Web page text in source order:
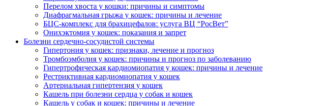
Перелом хвоста у кошки: причины и симптомы
Диафрагмальная грыжа у кошек: причины и лечение
БЦС-комплекс для брахицефалов: услуга ВЦ “РосВет”
Онихэктомия у кошек: показания и запрет
Болезни сердечно-сосудистой системы
Гипертония у кошек: признаки, лечение и прогноз
Тромбоэмболия у кошек: причины и прогноз по заболеванию
Гипертрофическая кардиомиопатия у кошек: причины и лечение
Рестриктивная кардиомиопатия у кошек
Артериальная гипертензия у кошек
Кашель при болезни сердца у собак и кошек
Кашель у собак и кошек: причины и лечение